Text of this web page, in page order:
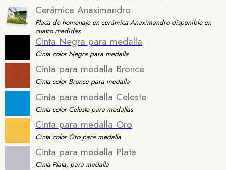
Cerámica Anaximandro
Placa de homenaje en cerámica Anaximandro disponible en
cuatro medidas
Cinta Negra para medalla
Cinta color Negra para medalla
Cinta para medalla Bronce
Cinta color Bronce para medalla
Cinta para medalla Celeste
Cinta color Celeste para medallas
Cinta para medalla Oro
Cinta color Oro para medalla
Cinta para medalla Plata
Cinta Plata, para medalla